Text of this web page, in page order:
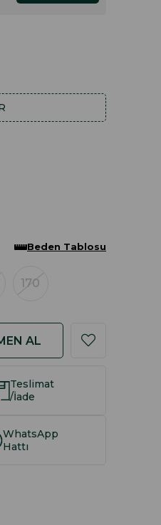
170
Beden Tablosu
Teslimat
/İade
WhatsApp
Hattı